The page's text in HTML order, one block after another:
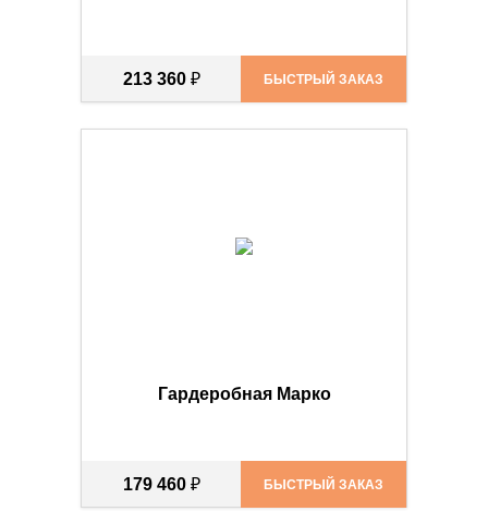
213 360 ₽ БЫСТРЫЙ ЗАКАЗ
Гардеробная Марко
179 460 ₽ БЫСТРЫЙ ЗАКАЗ